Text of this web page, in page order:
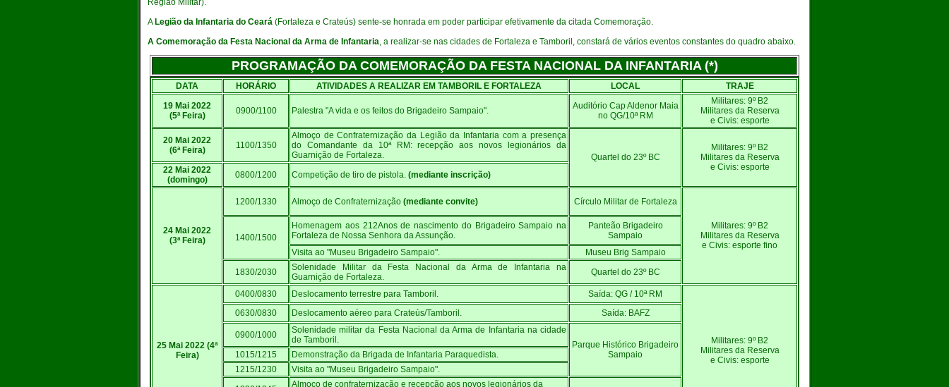
Região Militar).
A Legião da Infantaria do Ceará(Fortaleza e Crateús) sente-se honrada em poder participar efetivamente da citada Comemoração.
A Comemoração da Festa Nacional da Arma de Infantaria, a realizar-se nas cidades de Fortaleza e Tamboril, constará de vários eventos constantes do quadro abaixo.
PROGRAMAÇÃO DA COMEMORAÇÃO DA FESTA NACIONAL DA INFANTARIA (*)
DATA HORÁRIO ATIVIDADES A REALIZAR EM TAMBORIL E FORTALEZA LOCAL
TRAJE
19 Mai 2022
(5ª Feira)
0900/1100 Palestra "A vida e os feitos do Brigadeiro Sampaio".
Auditório Cap Aldenor Maia
no QG/10ª RM
Militares: 9º B2
Militares da Reserva
e Civis: esporte
20 Mai 2022
(6ª Feira)
1100/1350
Almoço de Confraternização da Legião da Infantaria com a presença
do Comandante da 10ª RM: recepção aos novos legionários da
Guarnição de Fortaleza.
Quartel do 23º BC
Militares: 9º B2
Militares da Reserva
e Civis: esporte
22 Mai 2022
(domingo)
0800/1200 Competição de tiro de pistola. (mediante inscrição)
24 Mai 2022
(3ª Feira)
1200/1330 Almoço de Confraternização (mediante convite) Círculo Militar de Fortaleza
Militares: 9º B2
Militares da Reserva
e Civis: esporte fino
1400/1500
Homenagem aos 212Anos de nascimento do Brigadeiro Sampaio na
Fortaleza de Nossa Senhora da Assunção.
Panteão Brigadeiro
Sampaio
Visita ao "Museu Brigadeiro Sampaio".
Museu Brig Sampaio
1830/2030
Solenidade Militar da Festa Nacional da Arma de Infantaria na
Guarnição de Fortaleza.
Quartel do 23º BC
25 Mai 2022 (4ª
Feira)
0400/0830 Deslocamento terrestre para Tamboril. Saída: QG / 10ª RM
Militares: 9º B2
Militares da Reserva
e Civis: esporte
0630/0830 Deslocamento aéreo para Crateús/Tamboril. Saída: BAFZ
0900/1000
Solenidade militar da Festa Nacional da Arma de Infantaria na cidade
de Tamboril.
Parque Histórico Brigadeiro
Sampaio
1015/1215
Demonstração da Brigada de Infantaria Paraquedista.
1215/1230
Visita ao "Museu Brigadeiro Sampaio".
Almoço de confraternização e recepção aos novos legionários da